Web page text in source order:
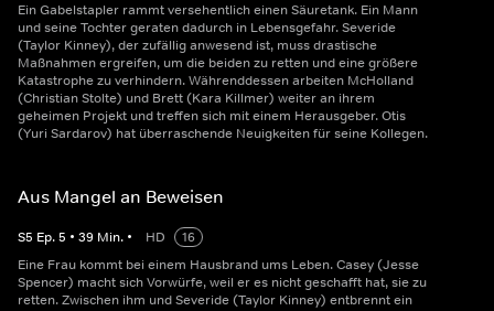
Ein Gabelstapler rammt versehentlich einen Säuretank. Ein Mann
und seine Tochter geraten dadurch in Lebensgefahr. Severide
(Taylor Kinney), der zufällig anwesend ist, muss drastische
Maßnahmen ergreifen, um die beiden zu retten und eine größere
Katastrophe zu verhindern. Währenddessen arbeiten McHolland
(Christian Stolte) und Brett (Kara Killmer) weiter an ihrem
geheimen Projekt und treffen sich mit einem Herausgeber. Otis
(Yuri Sardarov) hat überraschende Neuigkeiten für seine Kollegen.
Aus Mangel an Beweisen
S5 Ep.5 • 39 Min. • HD
16
Eine Frau kommt bei einem Hausbrand ums Leben. Casey (Jesse
Spencer) macht sich Vorwürfe, weil er es nicht geschafft hat, sie zu
retten. Zwischen ihm und Severide (Taylor Kinney) entbrennt ein